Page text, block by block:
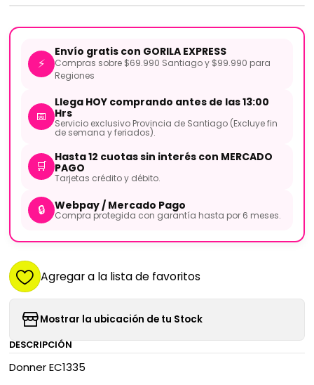
⚡
Envío gratis con GORILA EXPRESS
Compras sobre $69.990 Santiago y $99.990 para
Regiones
📅
Llega HOY comprando antes de las 13:00
Hrs
Servicio exclusivo Provincia de Santiago (Excluye fin
de semana y feriados).
🛒
Hasta 12 cuotas sin interés con MERCADO
PAGO
Tarjetas crédito y débito.
🔒 Webpay / Mercado Pago
Compra protegida con garantía hasta por 6 meses.
Agregar a la lista de favoritos
Mostrar la ubicación de tu Stock
DESCRIPCIÓN
Donner EC1335